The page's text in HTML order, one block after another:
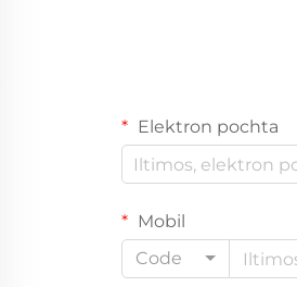
Elektron pochta
Mobil
Code